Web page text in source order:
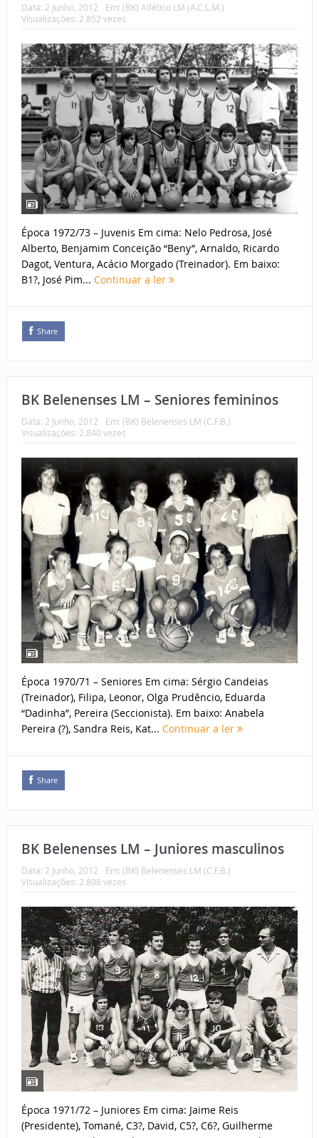
Data: 2 Junho, 2012 Em: (BK) Atlético LM (A.C.L.M.)
Visualizações: 2.852 vezes
Época 1972/73 – Juvenis Em cima: Nelo Pedrosa, José
Alberto, Benjamim Conceição “Beny”, Arnaldo, Ricardo
Dagot, Ventura, Acácio Morgado (Treinador). Em baixo:
B1?, José Pim... Continuar a ler
Share
BK Belenenses LM – Seniores femininos
Data: 2 Junho, 2012 Em: (BK) Belenenses LM (C.F.B.)
Visualizações: 2.840 vezes
Época 1970/71 – Seniores Em cima: Sérgio Candeias
(Treinador), Filipa, Leonor, Olga Prudêncio, Eduarda
“Dadinha”, Pereira (Seccionista). Em baixo: Anabela
Pereira (?), Sandra Reis, Kat... Continuar a ler
Share
BK Belenenses LM – Juniores masculinos
Data: 2 Junho, 2012 Em: (BK) Belenenses LM (C.F.B.)
Visualizações: 2.808 vezes
Época 1971/72 – Juniores Em cima: Jaime Reis
(Presidente), Tomané, C3?, David, C5?, C6?, Guilherme